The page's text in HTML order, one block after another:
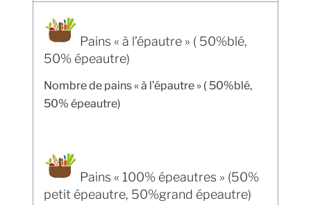
Pains « à l’épautre » ( 50%blé,
50% épeautre)
Nombre de pains « à l’épautre » ( 50%blé,
50% épeautre)
Pains « 100% épeautres » (50%
petit épeautre, 50%grand épeautre)